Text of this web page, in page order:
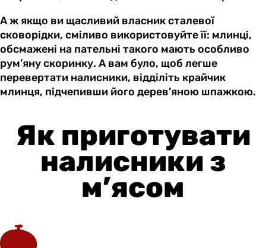
А ж якщо ви щасливий власник сталевої
сковорідки, сміливо використовуйте її: млинці,
обсмажені на пательні такого мають особливо
рум’яну скоринку. А вам було, щоб легше
перевертати налисники, відділіть крайчик
млинця, підчепивши його дерев’яною шпажкою.
Як приготувати
налисники з
м’ясом